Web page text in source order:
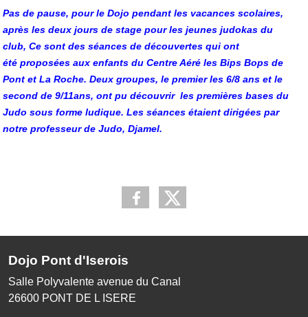
Pas de pause, pour le Dojo pendant les vacances scolaires,
après les deux jours de stage pour les jeunes judokas du
club, Ce sont des séances de découvertes qui ont
été proposées aux enfants du Centre Aéré les Bips Bops de
Pont et La Roche. Deux groupes, le premier les 6/8 ans et le
second de 9/11ans, ont pu découvrir les premières bases du
Judo sous forme ludique. Les séances étaient dirigées par
notre professeur de Judo, Djamel.
Dojo Pont d'Iserois
Salle Polyvalente avenue du Canal
26600 PONT DE L ISERE